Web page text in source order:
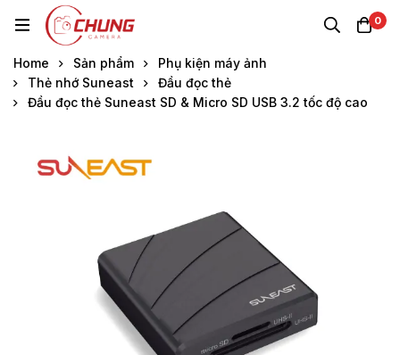
0
Home Sản phẩm
Phụ kiện máy ảnh
Thẻ nhớ Suneast
Đầu đọc thẻ
Đầu đọc thẻ Suneast SD & Micro SD USB 3.2 tốc độ cao